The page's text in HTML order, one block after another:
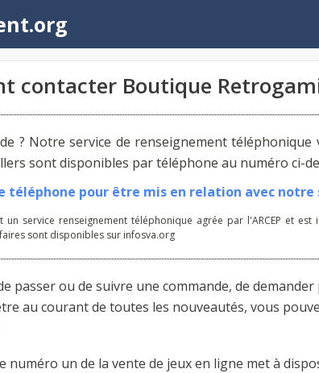
contacter Boutique
? Notre service de renseignement
sont disponibles par téléphone au numéro ci-
téléphone pour être mis en relation avec notre
un service renseignement téléphonique agrée par l'ARCEP et
sont disponibles sur infosva.org
de passer ou de suivre une commande, de
au courant de toutes les nouveautés, vous
numéro un de la vente de jeux en ligne met à